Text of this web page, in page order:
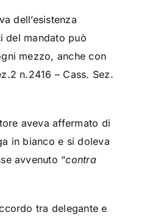
dell’esistenza
del mandato può
mezzo, anche con
n.2416 – Cass. Sez.
aveva affermato di
in bianco e si doleva
avvenuto “contra
tra delegante e